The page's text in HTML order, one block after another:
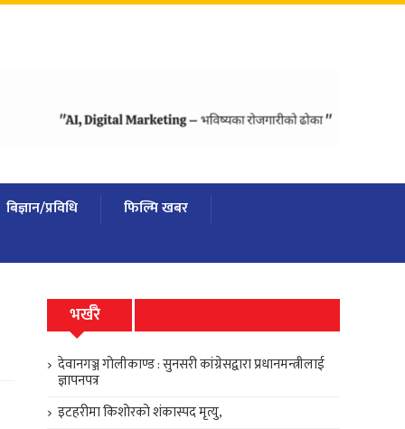
बिज्ञान/प्रविधि फिल्मि खबर
भर्खरै
देवानगञ्ज गोलीकाण्ड : सुनसरी कांग्रेसद्वारा प्रधानमन्त्रीलाई
ज्ञापनपत्र
इटहरीमा किशोरको शंकास्पद मृत्यु,